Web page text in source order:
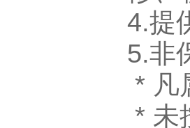
4.提
5.非
* 凡
* 未